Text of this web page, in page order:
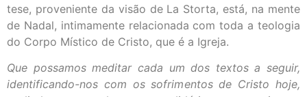
tese, proveniente da visão de La Storta, está, na mente
de Nadal, intimamente relacionada com toda a teologia
do Corpo Místico de Cristo, que é a Igreja.
Que possamos meditar cada um dos textos a seguir,
identificando-nos com os sofrimentos de Cristo hoje,